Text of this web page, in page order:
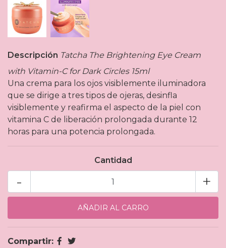
Descripción Tatcha The Brightening Eye Cream
with Vitamin-C for Dark Circles 15ml
Una crema para los ojos visiblemente iluminadora
que se dirige a tres tipos de ojeras, desinfla
visiblemente y reafirma el aspecto de la piel con
vitamina C de liberación prolongada durante 12
horas para una potencia prolongada.
Cantidad
+
-
Compartir: